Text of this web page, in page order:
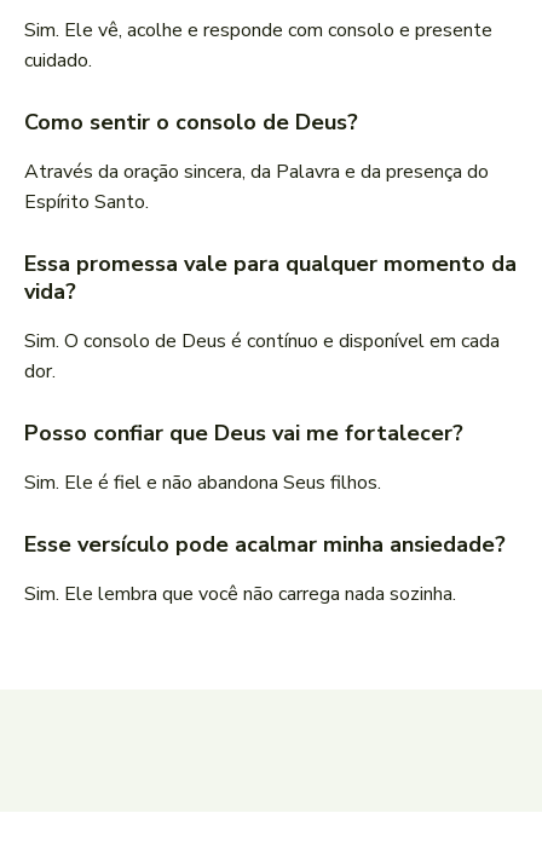
Sim. Ele vê, acolhe e responde com consolo e presente
cuidado.
Como sentir o consolo de Deus?
Através da oração sincera, da Palavra e da presença do
Espírito Santo.
Essa promessa vale para qualquer momento da
vida?
Sim. O consolo de Deus é contínuo e disponível em cada
dor.
Posso confiar que Deus vai me fortalecer?
Sim. Ele é fiel e não abandona Seus filhos.
Esse versículo pode acalmar minha ansiedade?
Sim. Ele lembra que você não carrega nada sozinha.